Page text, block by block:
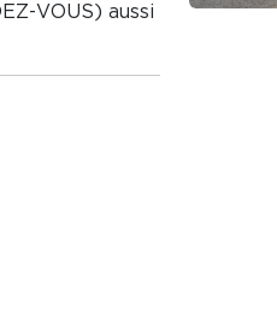
VOUS) aussi